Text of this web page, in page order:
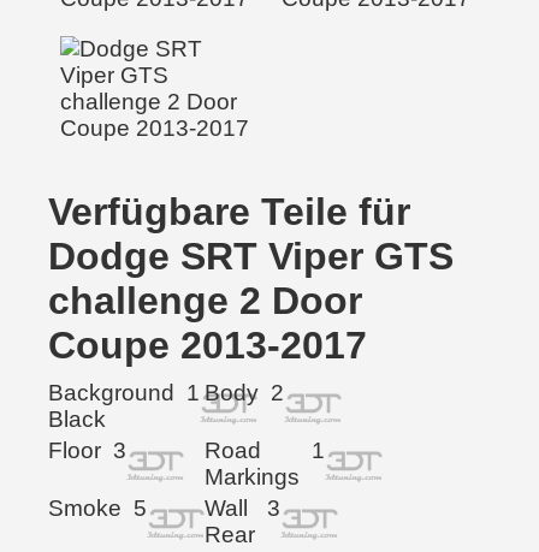
Verfügbare Teile für
Dodge SRT Viper GTS
challenge 2 Door
Coupe 2013-2017
Background
Black
1 Body 2
Floor 3
Road
Markings
1
Smoke 5
Wall
Rear
3